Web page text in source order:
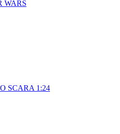
WARS
SCARA 1:24